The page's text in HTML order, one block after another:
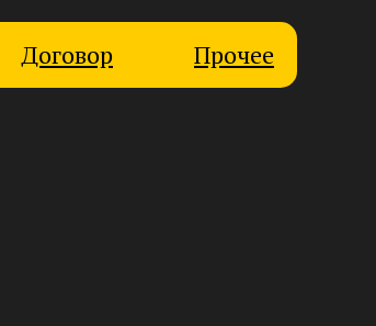
Договор Прочее